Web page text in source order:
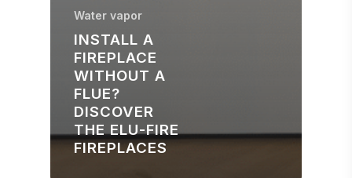
Water vapor
INSTALL A
FIREPLACE
WITHOUT A
FLUE?
DISCOVER
THE ELU-FIRE
FIREPLACES